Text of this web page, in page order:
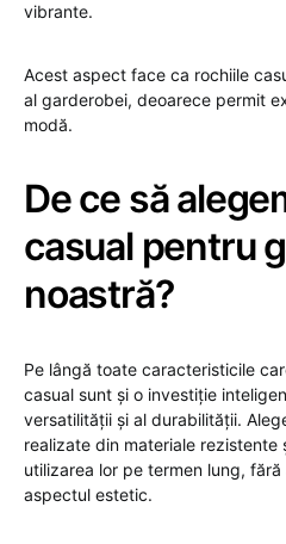
vibrante.
Acest aspect face ca rochiile
al garderobei, deoarece permit
modă.
De ce să
casual pentru
noastră?
Pe lângă toate caracteristicile
casual sunt și o investiție
versatilității și al durabilității.
realizate din materiale rezistente
utilizarea lor pe termen lung,
aspectul estetic.